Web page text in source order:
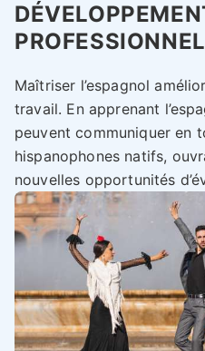
PROFESSIONNEL
Maîtriser l’espagnol
travail. En apprenant
peuvent communiquer en
hispanophones natifs,
nouvelles opportunités